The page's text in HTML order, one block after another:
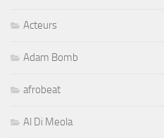
Acteurs
Adam Bomb
afrobeat
Al Di Meola